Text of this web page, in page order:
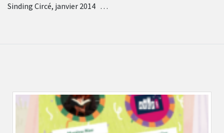
Sinding Circé, janvier 2014 …